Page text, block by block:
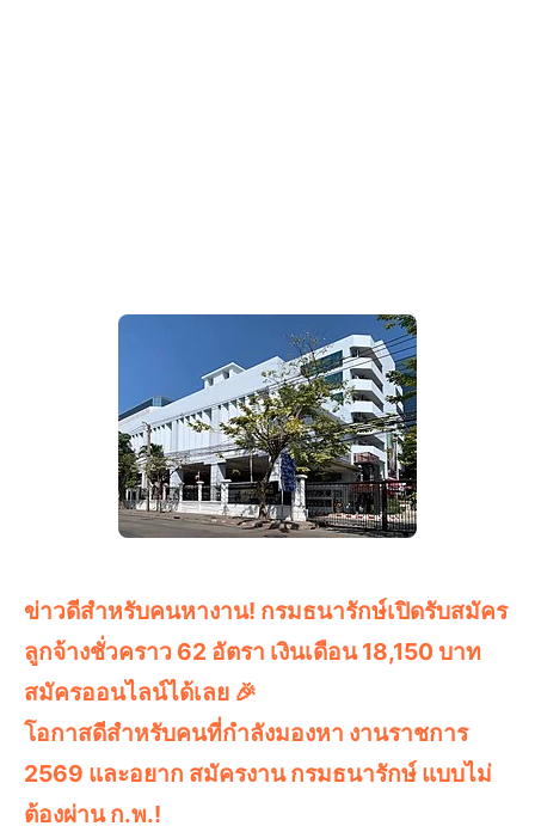
ข่าวดีสำหรับคนหางาน! กรมธนารักษ์เปิดรับสมัคร
ลูกจ้างชั่วคราว 62 อัตรา เงินเดือน 18,150 บาท
สมัครออนไลน์ได้เลย 🎉
โอกาสดีสำหรับคนที่กำลังมองหา งานราชการ
2569 และอยาก สมัครงาน กรมธนารักษ์ แบบไม่
ต้องผ่าน ก.พ.!